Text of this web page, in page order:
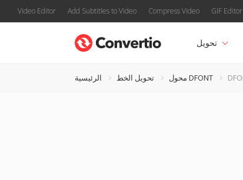
Video Editor Add Subtitles to Video Compress Video GIF Editor
تحويل
الرئيسية تحويل الخط محول DFONT